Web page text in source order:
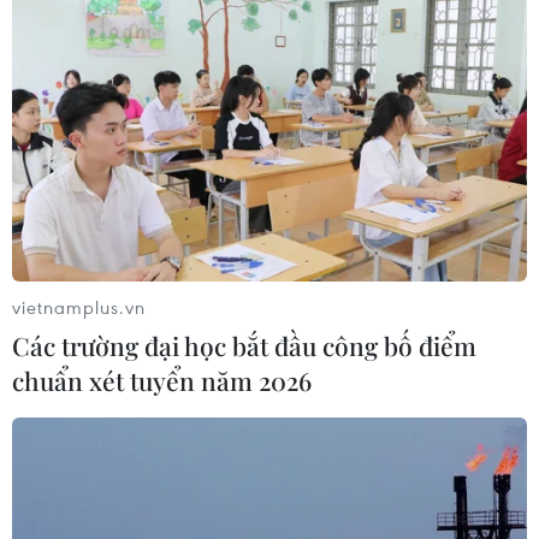
vietnamplus.vn
Các trường đại học bắt đầu công bố điểm
chuẩn xét tuyển năm 2026